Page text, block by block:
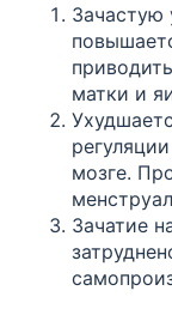
Зачастую
матки и
мозге.
Зачатие